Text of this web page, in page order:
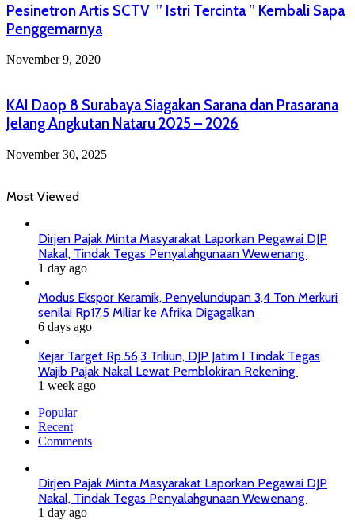
Pesinetron Artis SCTV ” Istri Tercinta ” Kembali Sapa
Penggemarnya
November 9, 2020
KAI Daop 8 Surabaya Siagakan Sarana dan Prasarana
Jelang Angkutan Nataru 2025 – 2026
November 30, 2025
Most Viewed
Dirjen Pajak Minta Masyarakat Laporkan Pegawai DJP
Nakal, Tindak Tegas Penyalahgunaan Wewenang
1 day ago
Modus Ekspor Keramik, Penyelundupan 3,4 Ton Merkuri
senilai Rp17,5 Miliar ke Afrika Digagalkan
6 days ago
Kejar Target Rp.56,3 Triliun, DJP Jatim I Tindak Tegas
Wajib Pajak Nakal Lewat Pemblokiran Rekening
1 week ago
Popular
Recent
Comments
Dirjen Pajak Minta Masyarakat Laporkan Pegawai DJP
Nakal, Tindak Tegas Penyalahgunaan Wewenang
1 day ago